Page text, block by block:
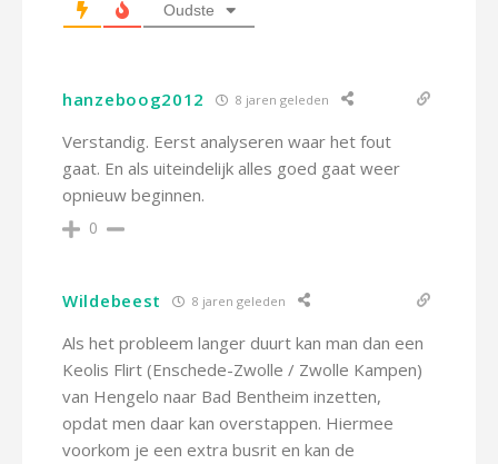
Oudste
hanzeboog2012 8 jaren geleden
Verstandig. Eerst analyseren waar het fout
gaat. En als uiteindelijk alles goed gaat weer
opnieuw beginnen.
0
Wildebeest 8 jaren geleden
Als het probleem langer duurt kan man dan een
Keolis Flirt (Enschede-Zwolle / Zwolle Kampen)
van Hengelo naar Bad Bentheim inzetten,
opdat men daar kan overstappen. Hiermee
voorkom je een extra busrit en kan de